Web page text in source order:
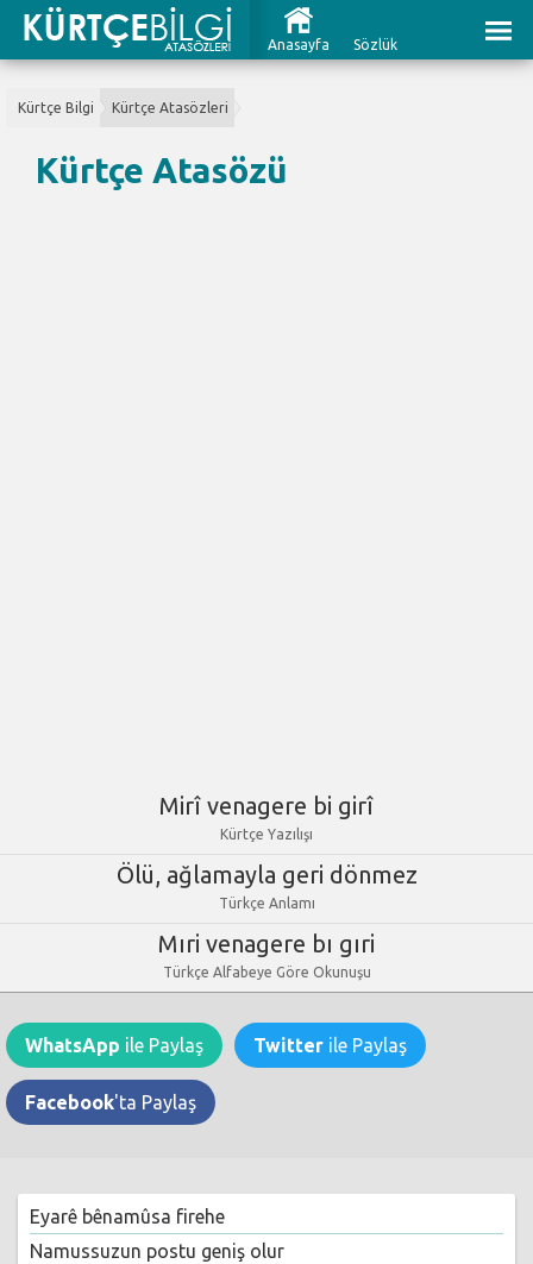
Anasayfa Sözlük
Kürtçe Bilgi Kürtçe Atasözleri
Kürtçe Atasözü
Mirî venagere bi girî
Kürtçe Yazılışı
Ölü, ağlamayla geri dönmez
Türkçe Anlamı
Mıri venagere bı gıri
Türkçe Alfabeye Göre Okunuşu
WhatsApp ile Paylaş Twitter ile Paylaş
Facebook'ta Paylaş
Eyarê bênamûsa firehe
Namussuzun postu geniş olur